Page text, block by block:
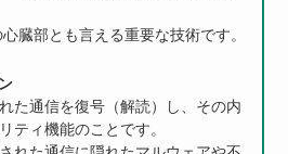
臓部とも言える重要な技術です。
た通信を復号（解読）し、その内
ティ機能のことです。